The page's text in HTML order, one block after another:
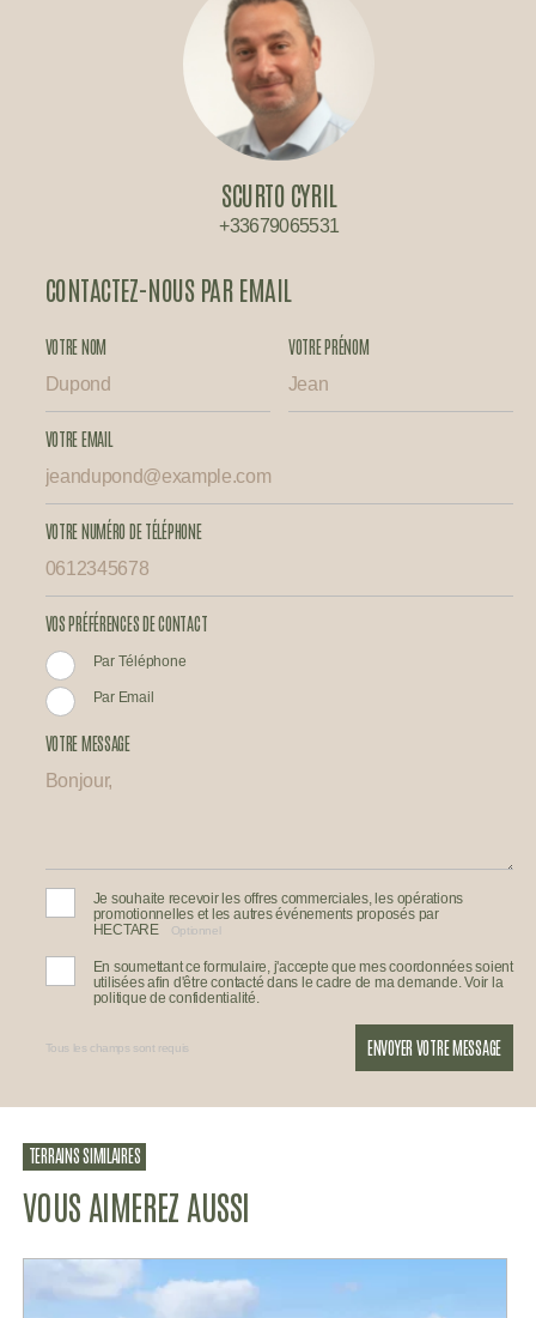
SCURTO CYRIL
+33679065531
CONTACTEZ-NOUS PAR EMAIL
VOTRE NOM VOTRE PRÉNOM
VOTRE EMAIL
VOTRE NUMÉRO DE TÉLÉPHONE
VOS PRÉFÉRENCES DE CONTACT
Par Téléphone
Par Email
VOTRE MESSAGE
Je souhaite recevoir les offres commerciales, les opérations
promotionnelles et les autres événements proposés par
HECTARE
Optionnel
En soumettant ce formulaire, j'accepte que mes coordonnées soient
utilisées afin d'être contacté dans le cadre de ma demande. Voir la
politique de confidentialité.
Tous les champs sont requis ENVOYER VOTRE MESSAGE
TERRAINS SIMILAIRES
VOUS AIMEREZ AUSSI